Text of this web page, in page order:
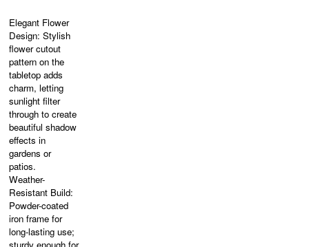
Elegant Flower
Design: Stylish
flower cutout
pattern on the
tabletop adds
charm, letting
sunlight filter
through to create
beautiful shadow
effects in
gardens or
patios.
Weather-
Resistant Build:
Powder-coated
iron frame for
long-lasting use;